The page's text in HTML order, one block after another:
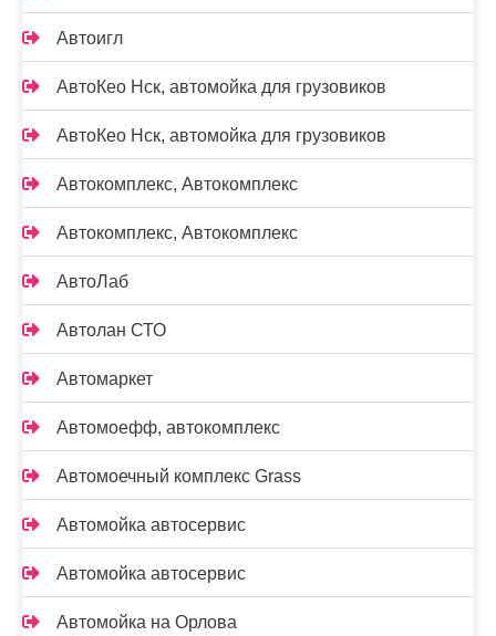
Автоигл
АвтоКео Нск, автомойка для грузовиков
АвтоКео Нск, автомойка для грузовиков
Автокомплекс, Автокомплекс
Автокомплекс, Автокомплекс
АвтоЛаб
Автолан СТО
Автомаркет
Автомоефф, автокомплекс
Автомоечный комплекс Grass
Автомойка автосервис
Автомойка автосервис
Автомойка на Орлова